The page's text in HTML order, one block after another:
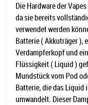
Die Hardware der
da sie bereits
verwendet werden
Batterie ( Akkuträger ),
Verdampferkopf und
Flüssigkeit ( Liquid )
Mundstück vom Pod
Batterie, die das
umwandelt. Dieser